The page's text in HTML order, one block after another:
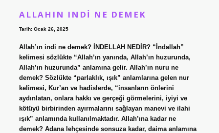
ALLAHIN INDI NE DEMEK
Tarih: Ocak 26, 2025
Allah’ın indi ne demek? İNDELLAH NEDİR? “İndallah”
kelimesi sözlükte “Allah’ın yanında, Allah’ın huzurunda,
Allah’ın huzurunda” anlamına gelir. Allah’ın nuru ne
demek? Sözlükte “parlaklık, ışık” anlamlarına gelen nur
kelimesi, Kur’an ve hadislerde, “insanların önlerini
aydınlatan, onlara hakkı ve gerçeği görmelerini, iyiyi ve
kötüyü birbirinden ayırmalarını sağlayan manevi ve ilahi
ışık” anlamında kullanılmaktadır. Allah’ına kadar ne
demek? Adana lehçesinde sonsuza kadar, daima anlamına